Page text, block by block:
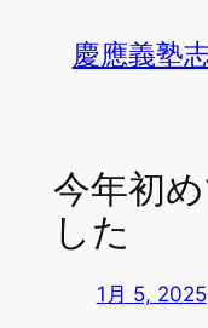
慶應義塾
今年初
した
1月 5, 2025